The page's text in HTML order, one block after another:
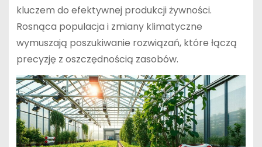
kluczem do efektywnej produkcji żywności.
Rosnąca populacja i zmiany klimatyczne
wymuszają poszukiwanie rozwiązań, które łączą
precyzję z oszczędnością zasobów.